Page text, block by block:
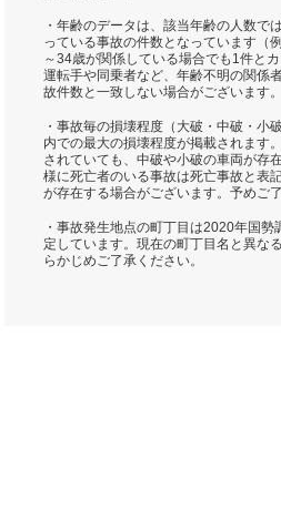
・年齢のデータは、該当年齢の人数で
っている事故の件数となっています（
～34歳が関係している場合でも1件と
運転手や同乗者など、年齢不明の関係
故件数と一致しない場合がございます
・事故毎の損壊程度（大破・中破・小
内での最大の損壊程度が掲載されます
されていても、中破や小破の車両が存
様に死亡者のいる事故は死亡事故と表
が存在する場合がございます。予めご
・事故発生地点の町丁目は2020年国
定しています。現在の町丁目名と異な
らかじめご了承ください。